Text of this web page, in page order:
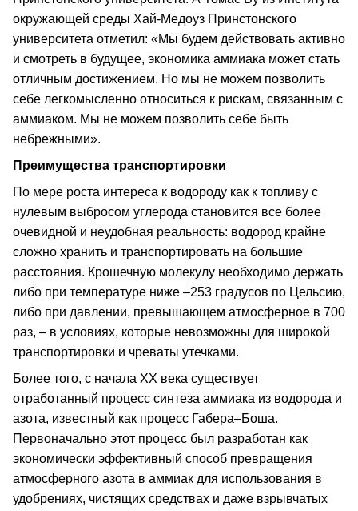
окружающей среды Хай-Медоуз Принстонского
университета отметил: «Мы будем действовать активно
и смотреть в будущее, экономика аммиака может стать
отличным достижением. Но мы не можем позволить
себе легкомысленно относиться к рискам, связанным с
аммиаком. Мы не можем позволить себе быть
небрежными».
Преимущества транспортировки
По мере роста интереса к водороду как к топливу с
нулевым выбросом углерода становится все более
очевидной и неудобная реальность: водород крайне
сложно хранить и транспортировать на большие
расстояния. Крошечную молекулу необходимо держать
либо при температуре ниже –253 градусов по Цельсию,
либо при давлении, превышающем атмосферное в 700
раз, – в условиях, которые невозможны для широкой
транспортировки и чреваты утечками.
Более того, с начала ХХ века существует
отработанный процесс синтеза аммиака из водорода и
азота, известный как процесс Габера–Боша.
Первоначально этот процесс был разработан как
экономически эффективный способ превращения
атмосферного азота в аммиак для использования в
удобрениях, чистящих средствах и даже взрывчатых